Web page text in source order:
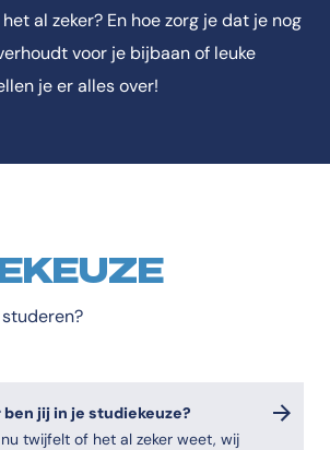
al zeker? En hoe zorg je dat je nog
voor je bijbaan of leuke
je er alles over!
ben jij in je studiekeuze?
twijfelt of het al zeker weet, wij